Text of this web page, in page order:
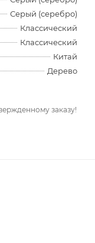
Серый (серебро)
Классический
Классический
Китай
Дерево
заказу!